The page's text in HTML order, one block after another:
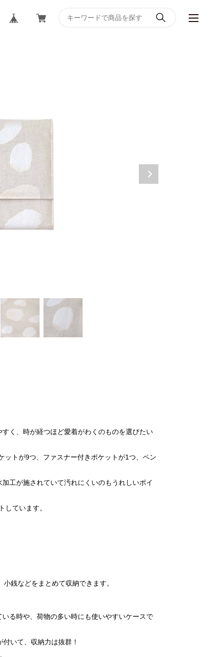
く、時が経つほど愛着がわくのものを選びたい
ットが9つ、ファスナー付きポケットが1つ、ペン
工が施されていて汚れにくいのもうれしいポイ
ています。
銭などをまとめて収納できます。
る時や、荷物の多い時にも使いやすいケースで
いて、収納力は抜群！